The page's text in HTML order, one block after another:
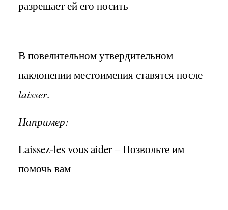
разрешает ей его носить
В повелительном утвердительном
наклонении местоимения ставятся после
laisser.
Например:
Laissez-les vous aider –Позвольте им
помочь вам